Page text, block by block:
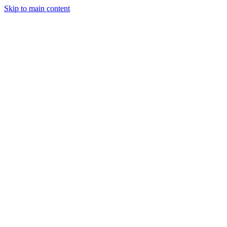
Skip to main content